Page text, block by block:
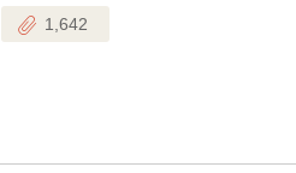
1,642